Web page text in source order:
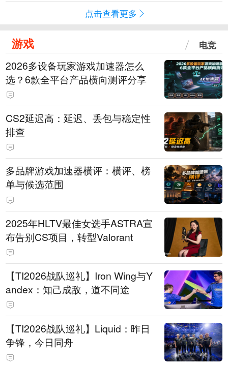
点击查看更多
游戏 电竞
2026多设备玩家游戏加速器怎么
选？6款全平台产品横向测评分享
CS2延迟高：延迟、丢包与稳定性
排查
多品牌游戏加速器横评：横评、榜
单与候选范围
2025年HLTV最佳女选手ASTRA宣
布告别CS项目，转型Valorant
【TI2026战队巡礼】Iron Wing与Y
andex：知己成敌，道不同途
【TI2026战队巡礼】Liquid：昨日
争锋，今日同舟